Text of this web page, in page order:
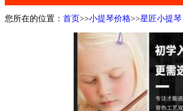
您所在的位置： 首页>>小提琴价格>>星匠小提琴